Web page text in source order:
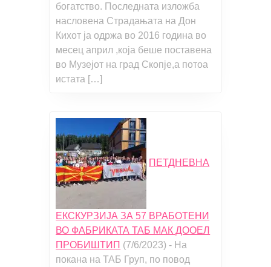
богатство. Последната изложба
насловена Страдањата на Дон
Кихот ја одржа во 2016 година во
месец април ,која беше поставена
во Музејот на град Скопје,а потоа
истата […]
ПЕТДНЕВНА
ЕКСКУРЗИЈА ЗА 57 ВРАБОТЕНИ
ВО ФАБРИКАТА ТАБ МАК ДООЕЛ
ПРОБИШТИП (7/6/2023) - На
покана на ТАБ Груп, по повод